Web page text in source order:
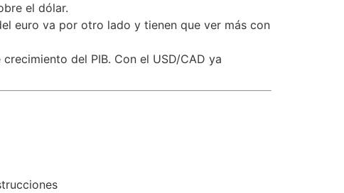
el dólar.
euro va por otro lado y tienen que ver más con
del PIB. Con el USD/CAD ya